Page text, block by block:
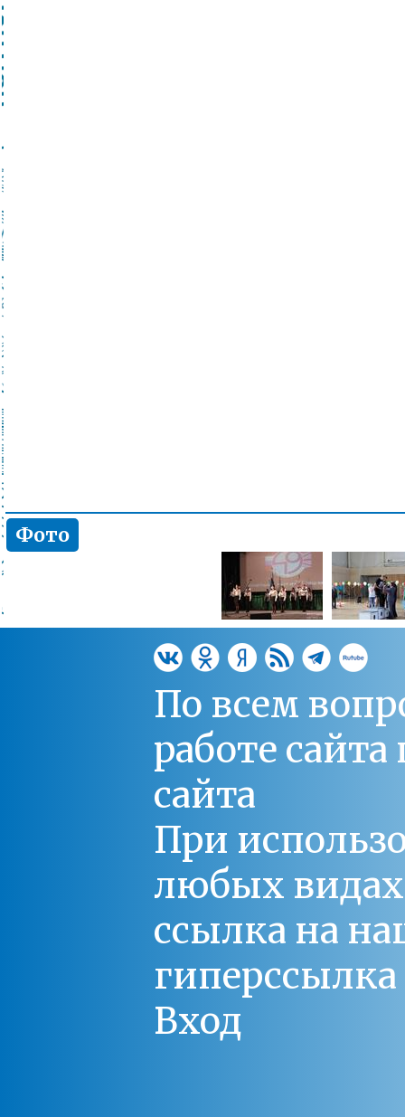
Фото
По всем
работе
сайта
При
любых
ссылка на
Вход